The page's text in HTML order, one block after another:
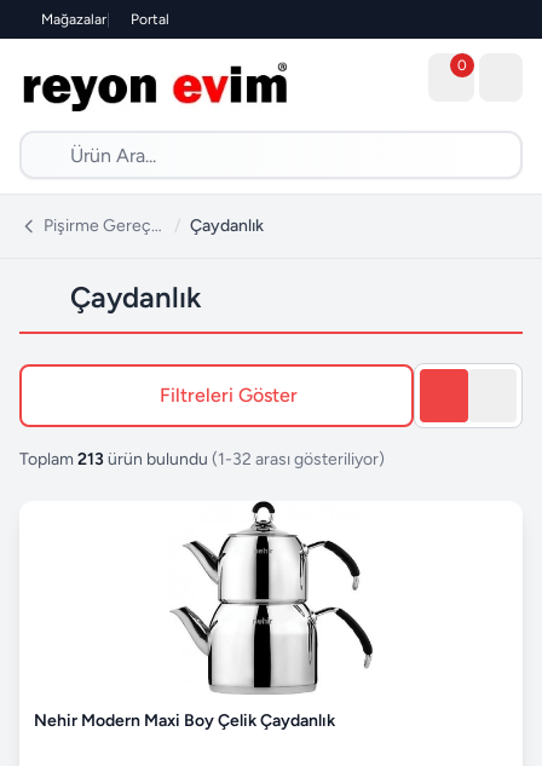
Mağazalar| Portal
0
Pişirme Gereçleri / Çaydanlık
Çaydanlık
Filtreleri Göster
Toplam 213 ürün bulundu (1-32 arası gösteriliyor)
Nehir Modern Maxi Boy Çelik Çaydanlık